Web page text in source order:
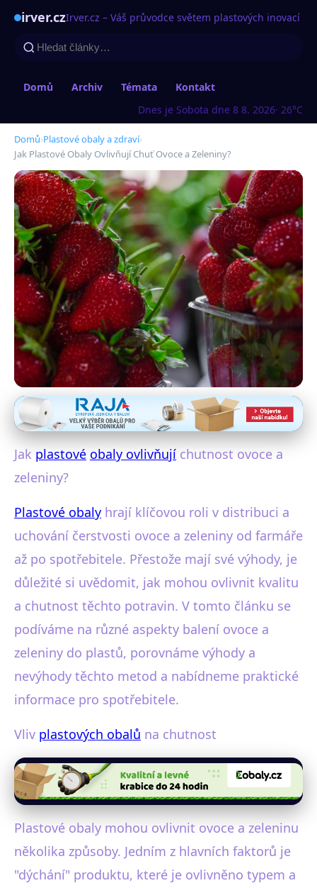
irver.czIrver.cz – Váš průvodce světem plastových inovací
Domů Archiv Témata
Kontakt
Dnes je Sobota dne 8 8. 2026· 26°C
Domů›Plastové obaly a zdraví›
Jak Plastové Obaly Ovlivňují Chuť Ovoce a Zeleniny?
Plastové obaly a zdraví
Jak Plastové Obaly Ovlivňují
Chuť Ovoce a Zeleniny?
Jak plastové obaly ovlivňují chutnost ovoce a
zeleniny?
Plastové obaly hrají klíčovou roli v distribuci a
uchování čerstvosti ovoce a zeleniny od farmáře
až po spotřebitele. Přestože mají své výhody, je
důležité si uvědomit, jak mohou ovlivnit kvalitu
a chutnost těchto potravin. V tomto článku se
podíváme na různé aspekty balení ovoce a
zeleniny do plastů, porovnáme výhody a
nevýhody těchto metod a nabídneme praktické
informace pro spotřebitele.
Vliv plastových obalů na chutnost
Plastové obaly mohou ovlivnit ovoce a zeleninu
několika způsoby. Jedním z hlavních faktorů je
"dýchání" produktu, které je ovlivněno typem a